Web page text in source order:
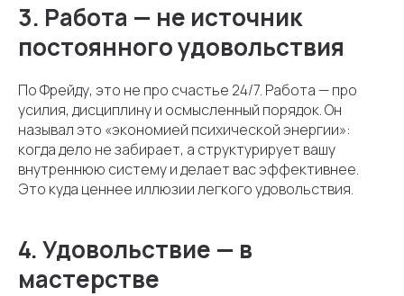
3. Работа — не источник
постоянного удовольствия
По Фрейду, это не про счастье 24/7. Работа — про
усилия, дисциплину и осмысленный порядок. Он
называл это «экономией психической энергии»:
когда дело не забирает, а структурирует вашу
внутреннюю систему и делает вас эффективнее.
Это куда ценнее иллюзии легкого удовольствия.
4. Удовольствие — в
мастерстве